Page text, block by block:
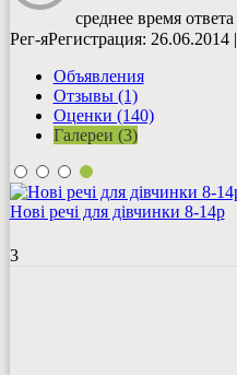
среднее время ответа
Рег-яРегистрация: 26.06.2014|
Объявления
Отзывы (1)
Оценки (140)
Галереи (3)
Нові речі для дівчинки 8-14р
3